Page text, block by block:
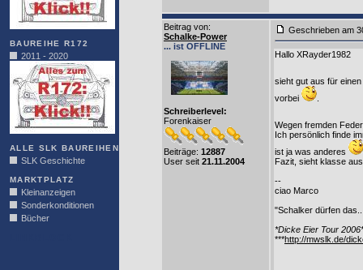
BAUREIHE R172
2011 - 2020
ALLE SLK BAUREIHEN
SLK Geschichte
MARKTPLATZ
Kleinanzeigen
Sonderkonditionen
Bücher
Beitrag von:
Schalke-Power
... ist OFFLINE
Schreiberlevel:
Forenkaiser
Beiträge: 12887
User seit 21.11.2004
Geschrieben am
Hallo XRayder1982
sieht gut aus für
vorbei
Wegen fremden
Ich persönlich finde
ist ja was anderes
Fazit, sieht klasse
--
ciao Marco
"Schalker dürfen
*Dicke Eier Tour 2006*
***http://mwslk.de/